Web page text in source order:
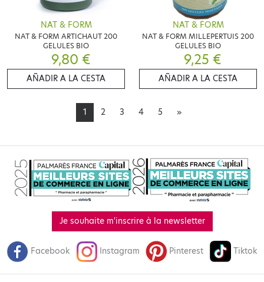
NAT & FORM
NAT & FORM ARTICHAUT 200
GELULES BIO
9,80 €
AÑADIR A LA CESTA
NAT & FORM
NAT & FORM MILLEPERTUIS 200
GELULES BIO
9,25 €
AÑADIR A LA CESTA
1 2 3 4 5 »
Je souhaite m'inscrire à la newsletter
Facebook Instagram Pinterest Tiktok